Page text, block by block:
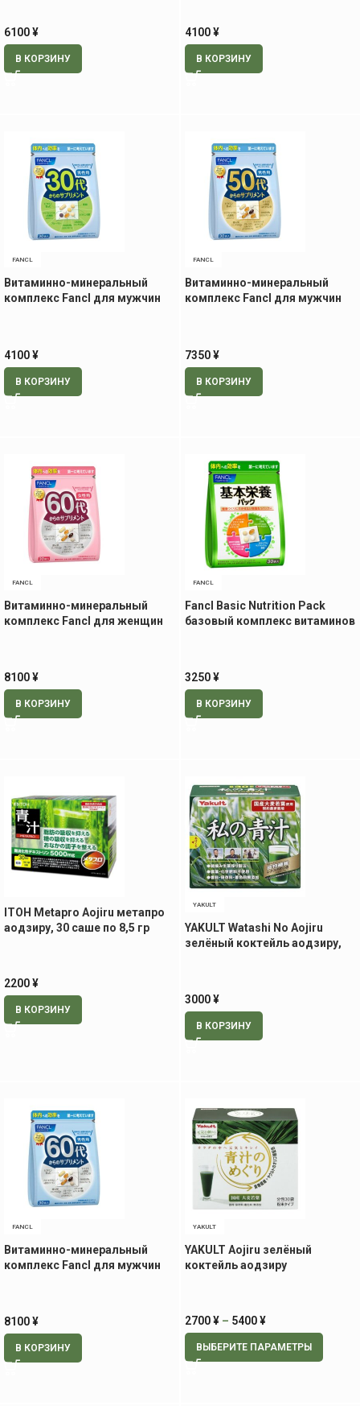
6100¥
В КОРЗИНУ
4100¥
В КОРЗИНУ
FANCL
Витаминно-минеральный
комплекс Fancl для мужчин
4100¥
В КОРЗИНУ
FANCL
Витаминно-минеральный
комплекс Fancl для мужчин
7350¥
В КОРЗИНУ
FANCL
Витаминно-минеральный
комплекс Fancl для женщин
8100¥
В КОРЗИНУ
FANCL
Fancl Basic Nutrition Pack
базовый комплекс витаминов
3250¥
В КОРЗИНУ
ITOH Metapro Aojiru метапро
аодзиру, 30 саше по 8,5 гр
2200¥
В КОРЗИНУ
YAKULT
YAKULT Watashi No Aojiru
зелёный коктейль аодзиру,
3000¥
В КОРЗИНУ
FANCL
Витаминно-минеральный
комплекс Fancl для мужчин
8100¥
В КОРЗИНУ
YAKULT
YAKULT Aojiru зелёный
коктейль аодзиру
2700¥ – 5400¥
ВЫБЕРИТЕ ПАРАМЕТРЫ